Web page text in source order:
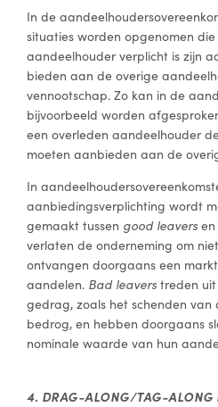
In de
situaties worden opgenomen
aandeelhouder verplicht is zijn
bieden aan de overige
vennootschap. Zo kan in de
bijvoorbeeld worden
een overleden aandeelhouder
moeten aanbieden aan de
In
aanbiedingsverplichting wordt
gemaakt tussen good leavers en
verlaten de onderneming om
ontvangen doorgaans een
aandelen. Bad leavers treden
gedrag, zoals het schenden
bedrog, en hebben doorgaans
nominale waarde van hun
4. DRAG-ALONG/TAG-ALONG